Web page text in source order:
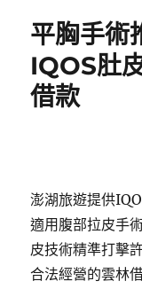
平胸手術
IQOS肚
借款
澎湖旅遊提供
適用腹部拉皮手
皮技術精準打擊
合法經營的雲林